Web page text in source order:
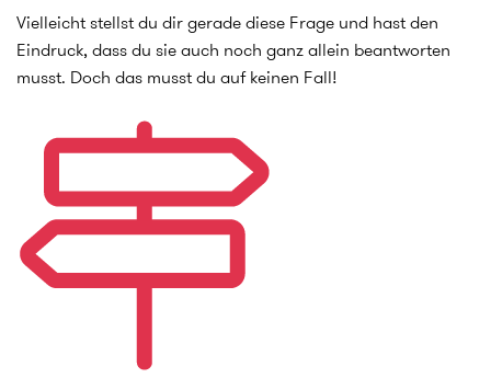
Vielleicht stellst du dir gerade diese Frage und hast den
Eindruck, dass du sie auch noch ganz allein beantworten
musst. Doch das musst du auf keinen Fall!